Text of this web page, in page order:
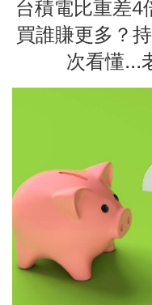
台積電比重差
買誰賺更多？
次看懂...